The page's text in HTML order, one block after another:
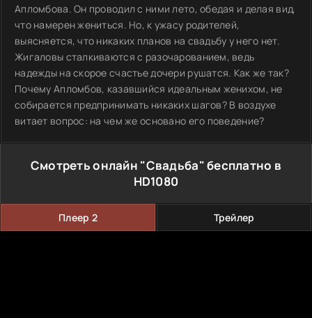
Апломбова. Он проводил с ними лето, обедая и делая вид,
что намерен жениться. Но, к ужасу родителей,
выясняется, что никаких планов на свадьбу у него нет.
Жигаловы сталкиваются с разочарованием, ведь
надежды на скорое счастье дочери рушатся. Как же так?
Почему Апломбов, казавшийся идеальным женихом, не
собирается предпринимать никаких шагов? В воздухе
витает вопрос: на чем же основано его поведение?
Смотреть онлайн "Свадьба" бесплатно в
HD1080
Плеер 2 Трейлер